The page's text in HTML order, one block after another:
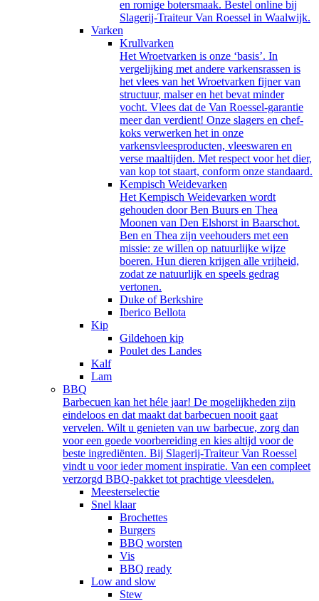
en romige botersmaak. Bestel online bij
Slagerij-Traiteur Van Roessel in Waalwijk.
Varken
Krullvarken
Het Wroetvarken is onze ‘basis’. In
vergelijking met andere varkensrassen is
het vlees van het Wroetvarken fijner van
structuur, malser en het bevat minder
vocht. Vlees dat de Van Roessel-garantie
meer dan verdient! Onze slagers en chef-
koks verwerken het in onze
varkensvleesproducten, vleeswaren en
verse maaltijden. Met respect voor het dier,
van kop tot staart, conform onze standaard.
Kempisch Weidevarken
Het Kempisch Weidevarken wordt
gehouden door Ben Buurs en Thea
Moonen van Den Elshorst in Baarschot.
Ben en Thea zijn veehouders met een
missie: ze willen op natuurlijke wijze
boeren. Hun dieren krijgen alle vrijheid,
zodat ze natuurlijk en speels gedrag
vertonen.
Duke of Berkshire
Iberico Bellota
Kip
Gildehoen kip
Poulet des Landes
Kalf
Lam
BBQ
Barbecuen kan het héle jaar! De mogelijkheden zijn
eindeloos en dat maakt dat barbecuen nooit gaat
vervelen. Wilt u genieten van uw barbecue, zorg dan
voor een goede voorbereiding en kies altijd voor de
beste ingrediënten. Bij Slagerij-Traiteur Van Roessel
vindt u voor ieder moment inspiratie. Van een compleet
verzorgd BBQ-pakket tot prachtige vleesdelen.
Meesterselectie
Snel klaar
Brochettes
Burgers
BBQ worsten
Vis
BBQ ready
Low and slow
Stew